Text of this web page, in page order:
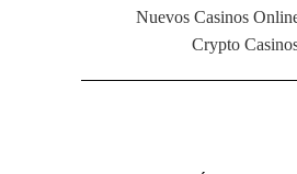
Nuevos Casinos
Crypto